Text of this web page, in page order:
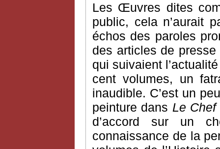
Les Œuvres dites
public, cela n’aurait
échos des paroles
des articles de
qui suivaient
cent volumes, un
inaudible. C’est un
peinture dans Le
d’accord sur un
connaissance de la